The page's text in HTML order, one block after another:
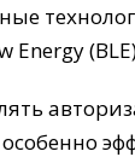
Energy